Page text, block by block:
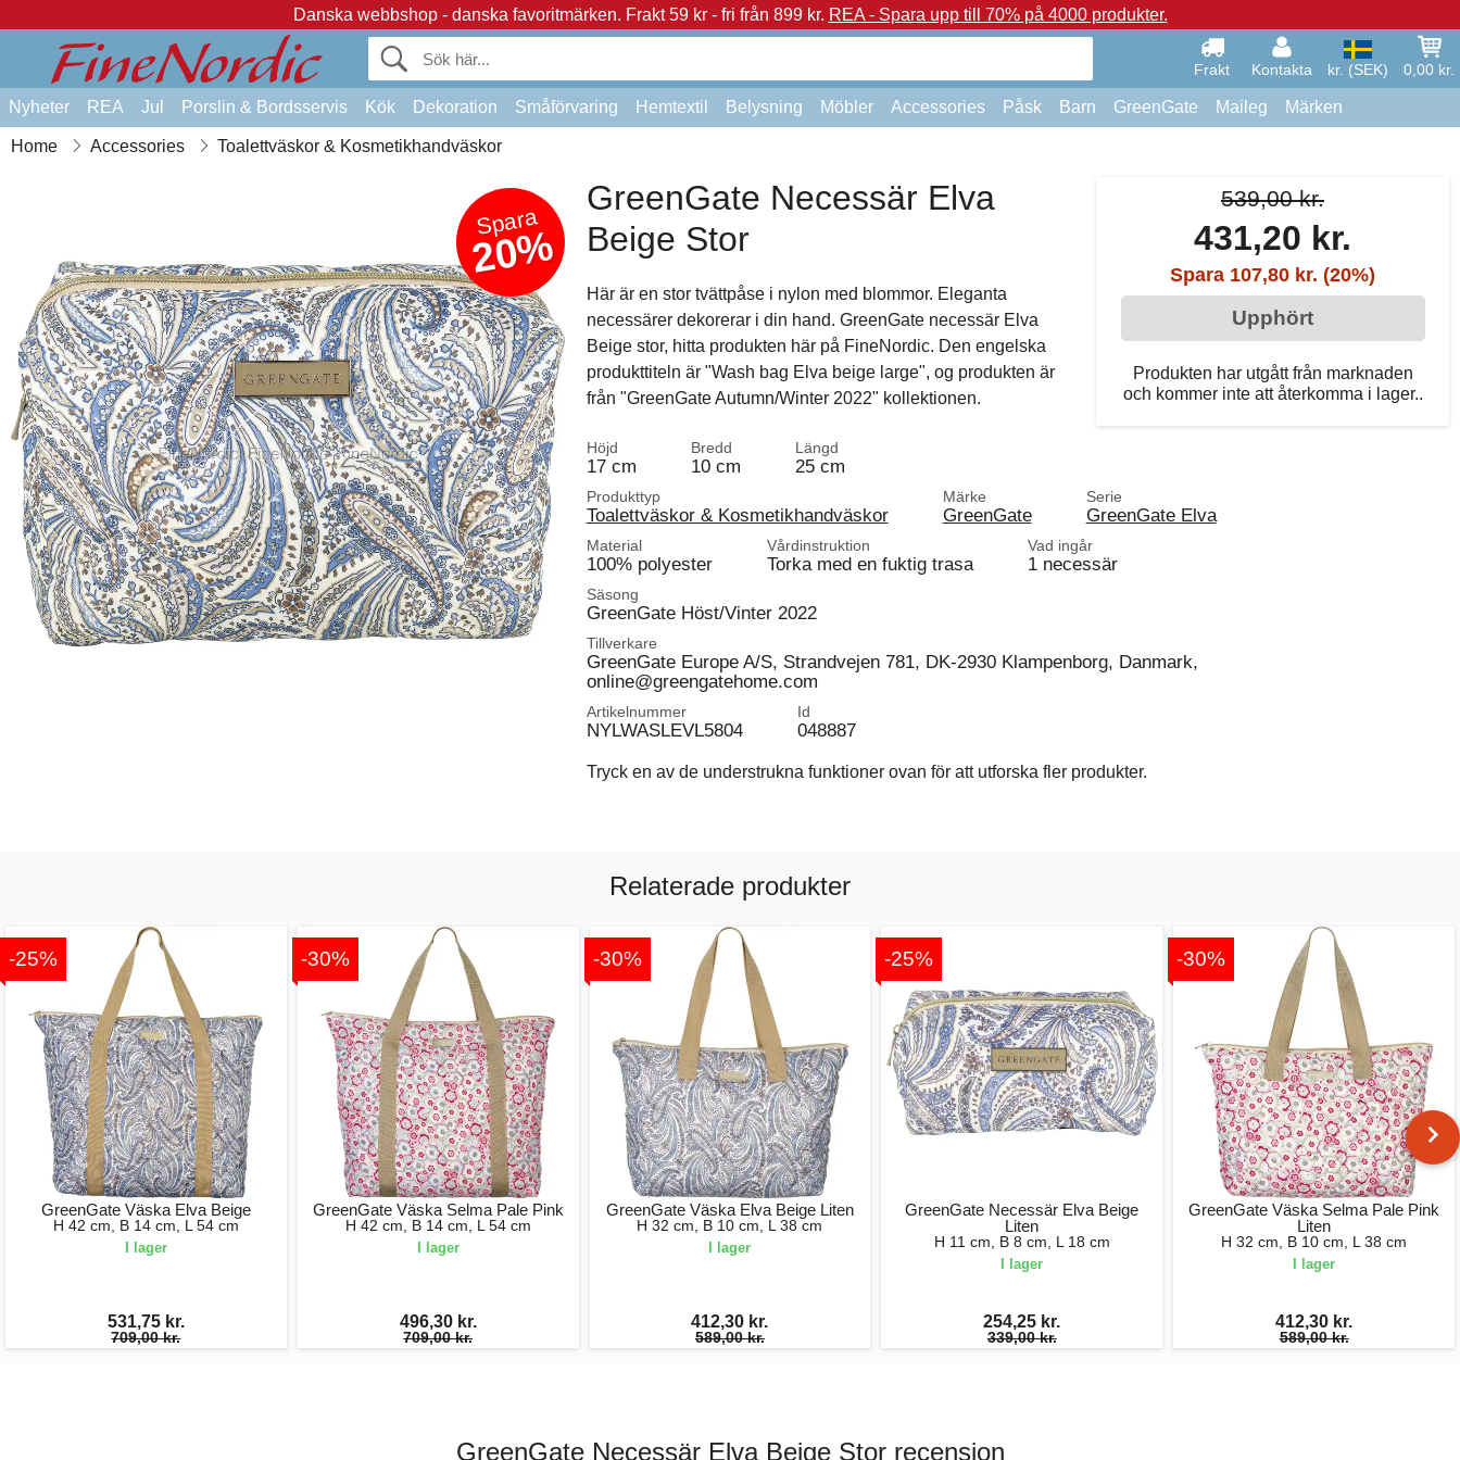
Danska webbshop - danska favoritmärken. Frakt 59 kr - fri från 899 kr. REA - Spara upp till 70% på 4000 produkter.
Frakt Kontakta kr. (SEK) 0,00 kr.
Nyheter REA Jul Porslin & Bordsservis Kök Dekoration Småförvaring Hemtextil Belysning Möbler Accessories Påsk Barn GreenGate Maileg Märken
Home Accessories Toalettväskor & Kosmetikhandväskor
Spara
20%
539,00 kr.
431,20 kr.
Spara 107,80 kr. (20%)
Upphört
Produkten har utgått från marknaden
och kommer inte att återkomma i lager..
GreenGate Necessär Elva
Beige Stor
Här är en stor tvättpåse i nylon med blommor. Eleganta
necessärer dekorerar i din hand. GreenGate necessär Elva
Beige stor, hitta produkten här på FineNordic. Den engelska
produkttiteln är "Wash bag Elva beige large", og produkten är
från "GreenGate Autumn/Winter 2022" kollektionen.
Höjd
17 cm
Bredd
10 cm
Längd
25 cm
Produkttyp
Toalettväskor & Kosmetikhandväskor
Märke
GreenGate
Serie
GreenGate Elva
Material
100% polyester
Vårdinstruktion
Torka med en fuktig trasa
Vad ingår
1 necessär
Säsong
GreenGate Höst/Vinter 2022
Tillverkare
GreenGate Europe A/S, Strandvejen 781, DK-2930 Klampenborg, Danmark,
online@greengatehome.com
Artikelnummer
NYLWASLEVL5804
Id
048887
Tryck en av de understrukna funktioner ovan för att utforska fler produkter.
Relaterade produkter
-25%
GreenGate Väska Elva Beige
H 42 cm, B 14 cm, L 54 cm
I lager
531,75 kr.
709,00 kr.
-30%
GreenGate Väska Selma Pale Pink
H 42 cm, B 14 cm, L 54 cm
I lager
496,30 kr.
709,00 kr.
-30%
GreenGate Väska Elva Beige Liten
H 32 cm, B 10 cm, L 38 cm
I lager
412,30 kr.
589,00 kr.
-25%
GreenGate Necessär Elva Beige
Liten
H 11 cm, B 8 cm, L 18 cm
I lager
254,25 kr.
339,00 kr.
-30%
GreenGate Väska Selma Pale Pink
Liten
H 32 cm, B 10 cm, L 38 cm
I lager
412,30 kr.
589,00 kr.
GreenGate Necessär Elva Beige Stor recension